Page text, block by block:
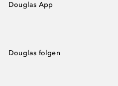
Douglas App
Douglas folgen